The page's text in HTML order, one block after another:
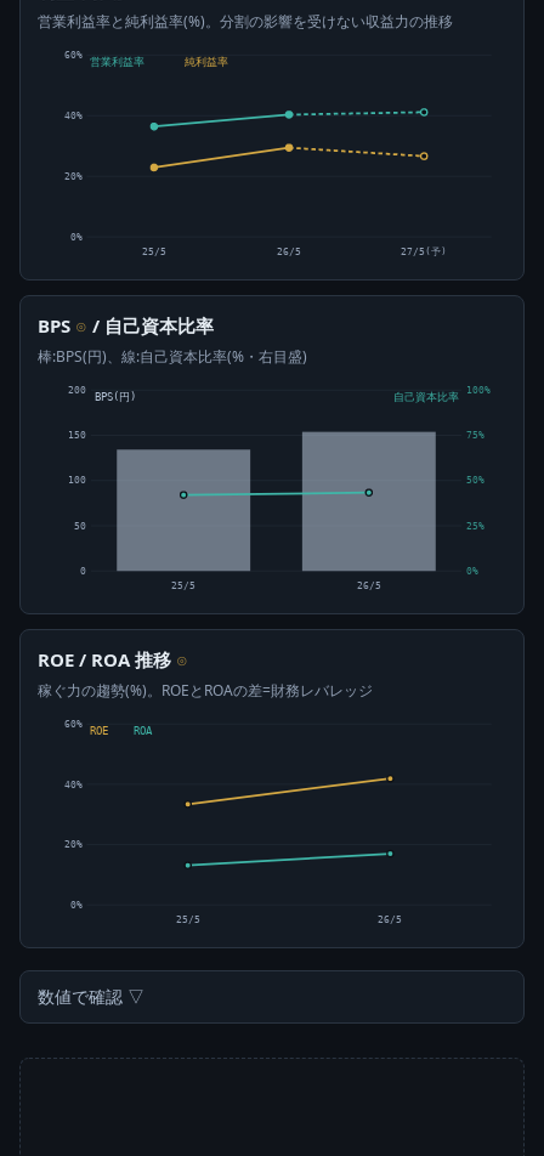
営業利益率と純利益率(%)。分割の影響を受けない収益力の推移
0%
20%
40%
60%
営業利益率 純利益率
25/5 26/5 27/5(予)
BPS ⊙ / 自己資本比率
棒:BPS(円)、線:自己資本比率(%・右目盛)
0
50
100
150
200
0%
25%
50%
75%
100%
25/5 26/5
BPS(円) 自己資本比率
ROE / ROA 推移 ⊙
稼ぐ力の趨勢(%)。ROEとROAの差=財務レバレッジ
0%
20%
40%
60%
ROE ROA
25/5 26/5
数値で確認 ▽